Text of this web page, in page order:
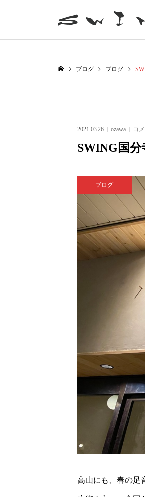
ブログ ブログ
2021.03.26 ozawa コ
SWING国
ブログ
高山にも、春の足